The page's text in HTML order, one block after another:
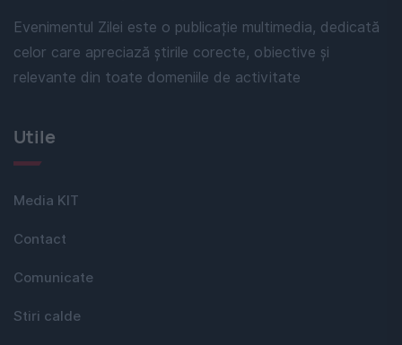
Evenimentul Zilei este o publicație multimedia, dedicată
celor care apreciază știrile corecte, obiective și
relevante din toate domeniile de activitate
Utile
Media KIT
Contact
Comunicate
Stiri calde